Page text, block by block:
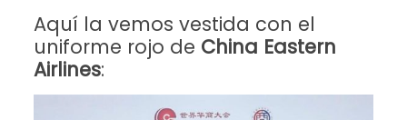
Aquí la vemos vestida con el
uniforme rojo de China Eastern
Airlines: